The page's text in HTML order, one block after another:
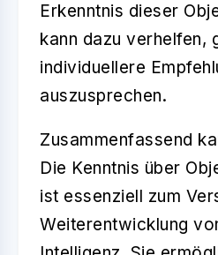
Erkenntnis dieser
kann dazu verhelfen,
individuellere
auszusprechen.
Zusammenfassend
Die Kenntnis über
ist essenziell zum
Weiterentwicklung